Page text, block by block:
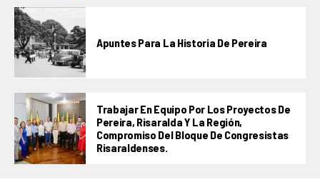
Apuntes Para La Historia De Pereira
Trabajar En Equipo Por Los Proyectos De
Pereira, Risaralda Y La Región,
Compromiso Del Bloque De Congresistas
Risaraldenses.